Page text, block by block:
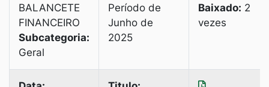
BALANCETE
FINANCEIRO
Subcategoria:
Geral
Período de
Junho de
2025
Baixado: 2
vezes